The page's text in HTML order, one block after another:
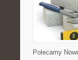
Polecamy